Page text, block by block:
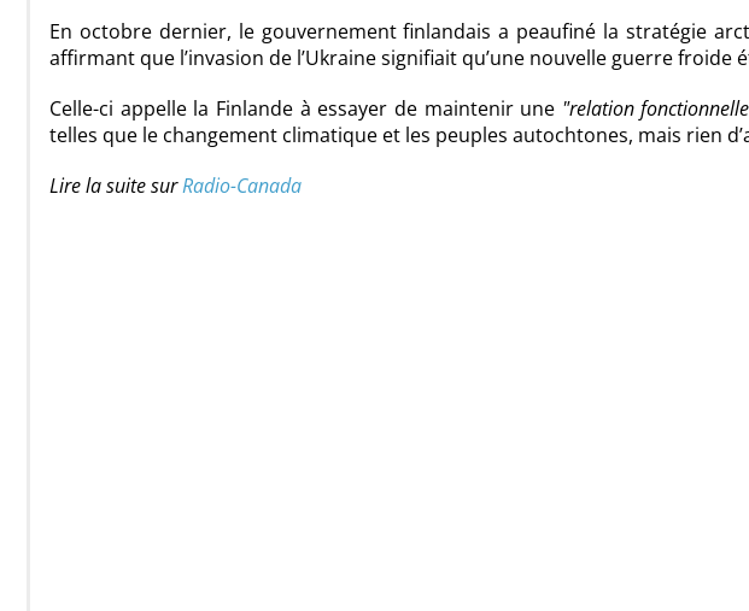
En octobre dernier, le gouvernement finlandais a peaufiné la stratégie
affirmant que l’invasion de l’Ukraine signifiait qu’une nouvelle guerre froide
Celle-ci appelle la Finlande à essayer de maintenir une relation fonctionnelle
telles que le changement climatique et les peuples autochtones, mais rien
Lire la suite surRadio-Canada